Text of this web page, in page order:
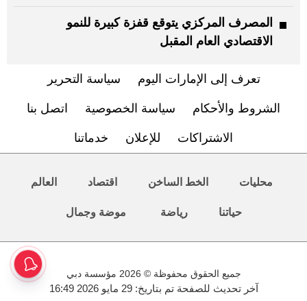
المصرف المركزي يتوقع قفزة كبيرة للنمو
الاقتصادي العام المقبل
تعرف إلى الإمارات اليوم سياسة التحرير
الشروط والأحكام سياسة الخصوصية اتصل بنا
الاشتراكات للإعلان خدماتنا
محليات الخط الساخن اقتصاد العالم
حياتنا رياضة موضة وجمال
جميع الحقوق محفوظة © 2026 مؤسسة دبي
آخر تحديث للصفحة تم بتاريخ: 29 مايو 2026 16:49